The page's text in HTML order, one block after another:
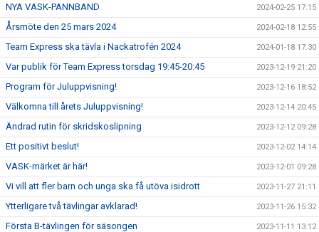
NYA VASK-PANNBAND 2024-02-25 17:15
Årsmöte den 25 mars 2024 2024-02-18 12:55
Team Express ska tävla i Nackatrofén 2024 2024-01-18 17:30
Var publik för Team Express torsdag 19:45-20:45 2023-12-19 21:20
Program för Juluppvisning! 2023-12-16 18:52
Välkomna till årets Juluppvisning! 2023-12-14 20:45
Ändrad rutin för skridskoslipning 2023-12-12 09:28
Ett positivt beslut! 2023-12-02 14:14
VASK-märket är här! 2023-12-01 09:28
Vi vill att fler barn och unga ska få utöva isidrott 2023-11-27 21:11
Ytterligare två tävlingar avklarad! 2023-11-26 15:32
Första B-tävlingen för säsongen 2023-11-11 13:12